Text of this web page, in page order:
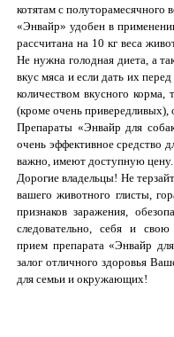
котятам с полуторамесячного
«Энвайр» удобен в
рассчитана на 10 кг веса
Не нужна голодная диета, а
вкус мяса и если дать их
количеством вкусного
(кроме очень привередливых),
Препараты «Энвайр для
очень эффективное средство
важно, имеют доступную цену.
Дорогие владельцы! Не
вашего животного глисты,
признаков заражения,
следовательно, себя и
прием препарата «Энвайр
залог отличного здоровья
для семьи и окружающих!